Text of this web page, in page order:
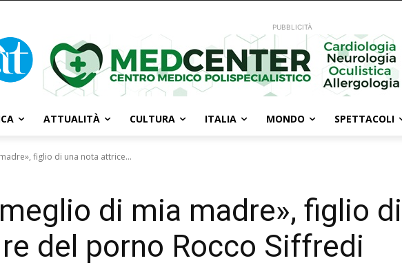
PUBBLICITÀ
ATTUALITÀ CULTURA ITALIA MONDO SPETTACOLI
figlio di una nota attrice...
di mia madre», figlio
del porno Rocco Siffredi